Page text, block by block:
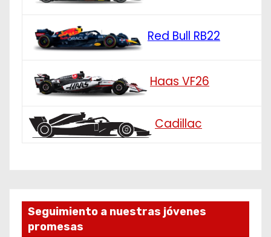
Red Bull RB22
Haas VF26
Cadillac
Seguimiento a nuestras jóvenes
promesas